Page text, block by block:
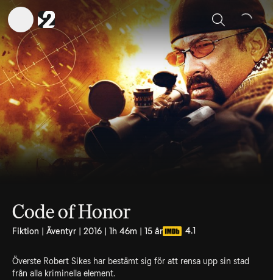
Sök
Code of Honor
Fiktion | Äventyr | 2016 | 1h 46m | 15 år 4.1
Överste Robert Sikes har bestämt sig för att rensa upp sin stad
från alla kriminella element.